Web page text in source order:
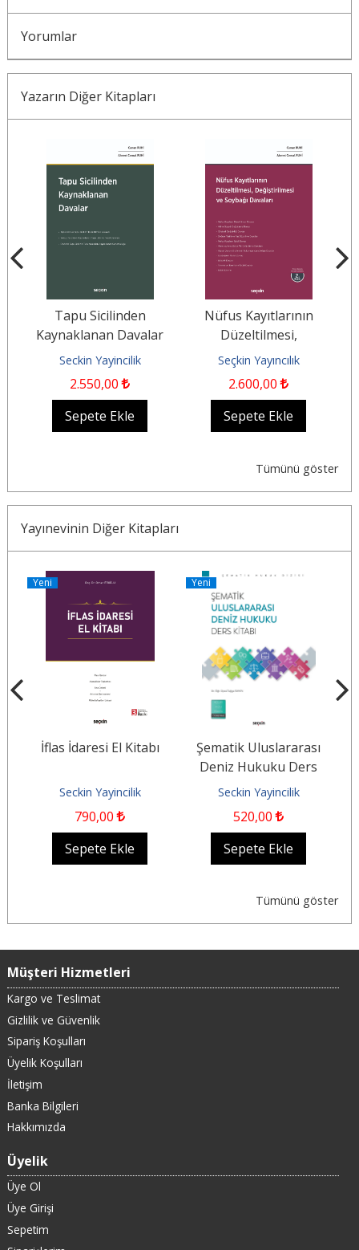
Yorumlar
Yazarın Diğer Kitapları
Tapu Sicilinden
Kaynaklanan Davalar
Seckin Yayincilik
2.550,00
Sepete Ekle
Nüfus Kayıtlarının
Düzeltilmesi,
Değiştirilmesi ve
Soybağı Davaları
Seçkin Yayıncılık
2.600,00
Sepete Ekle
Tümünü göster
Yayınevinin Diğer Kitapları
Yeni
İflas İdaresi El Kitabı
Seckin Yayincilik
790,00
Sepete Ekle
Yeni
Şematik Uluslararası
Deniz Hukuku Ders
Kitabı
Seckin Yayincilik
520,00
Sepete Ekle
Tümünü göster
Müşteri Hizmetleri
Kargo ve Teslimat
Gizlilik ve Güvenlik
Sipariş Koşulları
Üyelik Koşulları
İletişim
Banka Bilgileri
Hakkımızda
Üyelik
Üye Ol
Üye Girişi
Sepetim